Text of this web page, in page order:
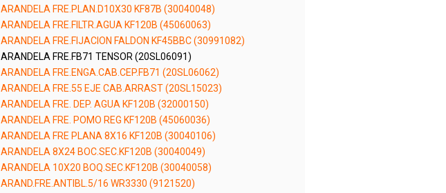
ARANDELA FRE.PLAN.D10X30 KF87B (30040048)
ARANDELA FRE.FILTR.AGUA KF120B (45060063)
ARANDELA FRE.FIJACION FALDON KF45BBC (30991082)
ARANDELA FRE.FB71 TENSOR (20SL06091)
ARANDELA FRE.ENGA.CAB.CEP.FB71 (20SL06062)
ARANDELA FRE.55 EJE CAB.ARRAST (20SL15023)
ARANDELA FRE. DEP. AGUA KF120B (32000150)
ARANDELA FRE. POMO REG KF120B (45060036)
ARANDELA FRE PLANA 8X16 KF120B (30040106)
ARANDELA 8X24 BOC.SEC.KF120B (30040049)
ARANDELA 10X20 BOQ.SEC.KF120B (30040058)
ARAND.FRE.ANTIBL.5/16 WR3330 (9121520)